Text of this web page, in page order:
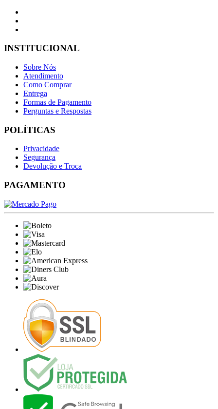
INSTITUCIONAL
Sobre Nós
Atendimento
Como Comprar
Entrega
Formas de Pagamento
Perguntas e Respostas
POLÍTICAS
Privacidade
Segurança
Devolução e Troca
PAGAMENTO